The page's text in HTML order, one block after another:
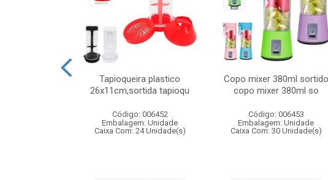
Tapioqueira plastico
26x11cm,sortida tapioqu
Código: 006452
Embalagem: Unidade
Caixa Com: 24 Unidade(s)
Copo mixer 380ml sortido
copo mixer 380ml so
Código: 006453
Embalagem: Unidade
Caixa Com: 30 Unidade(s)